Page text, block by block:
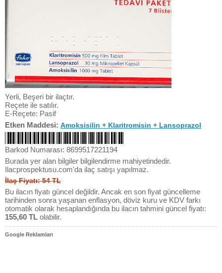
Yerli, Beşeri bir ilaçtır.
Reçete ile satılır.
E-Reçete: Pasif
Etken Maddesi: Amoksisilin + Klaritromisin + Lansoprazol
Barkod Numarası: 8699517221194
Burada yer alan bilgiler bilgilendirme mahiyetindedir.
Ilacprospektusu.com'da ilaç satışı yapılmaz.
İlaç Fiyatı: 54 TL
Bu ilacın fiyatı güncel değildir. Ancak en son fiyat güncelleme
tarihinden sonra yaşanan enflasyon, döviz kuru ve KDV farkı
otomatik olarak hesaplandığında bu ilacın tahmini güncel fiyatı:
155,60 TL olabilir.
Google Reklamları